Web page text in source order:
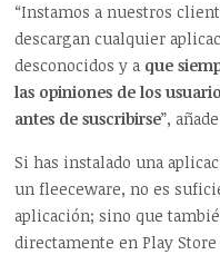
“Instamos a nuestros
descargan cualquier
desconocidos y a que
las opiniones de los
antes de suscribirse”,
Si has instalado una
un fleeceware, no es
aplicación; sino que
directamente en Play